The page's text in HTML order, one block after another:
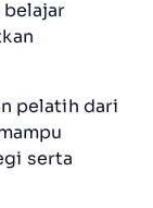
pelatih dari
serta